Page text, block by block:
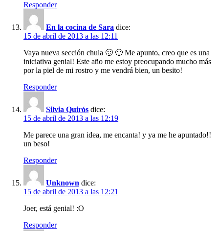
Responder
En la cocina de Sara dice:
15 de abril de 2013 a las 12:11
Vaya nueva sección chula 🙂 🙂 Me apunto, creo que es una
iniciativa genial! Este año me estoy preocupando mucho más
por la piel de mi rostro y me vendrá bien, un besito!
Responder
Silvia Quirós dice:
15 de abril de 2013 a las 12:19
Me parece una gran idea, me encanta! y ya me he apuntado!!
un beso!
Responder
Unknown dice:
15 de abril de 2013 a las 12:21
Joer, está genial! :O
Responder